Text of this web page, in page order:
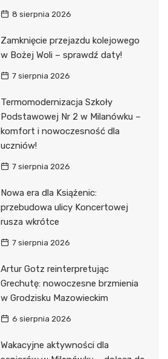
8 sierpnia 2026
Zamknięcie przejazdu kolejowego
w Bożej Woli – sprawdź daty!
7 sierpnia 2026
Termomodernizacja Szkoły
Podstawowej Nr 2 w Milanówku –
komfort i nowoczesność dla
uczniów!
7 sierpnia 2026
Nowa era dla Książenic:
przebudowa ulicy Koncertowej
rusza wkrótce
7 sierpnia 2026
Artur Gotz reinterpretując
Grechutę: nowoczesne brzmienia
w Grodzisku Mazowieckim
6 sierpnia 2026
Wakacyjne aktywności dla